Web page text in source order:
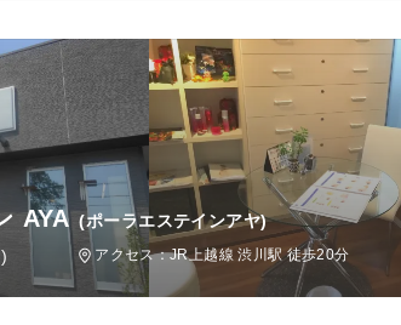
AYA (ポーラエステインアヤ)
アクセス：JR上越線 渋川駅 徒歩20分